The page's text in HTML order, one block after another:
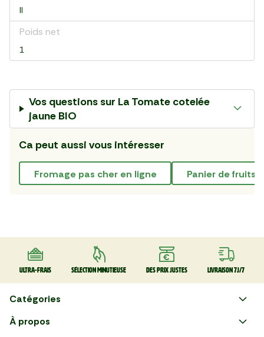
II
Poids net
1
Vos questions sur La Tomate cotelée
jaune BIO
Ca peut aussi vous intéresser
fromage pas cher en ligne panier de fruits
Ultra-frais Sélection minutieuse Des prix justes Livraison 7J/7
Catégories
Faire ses courses en ligne
À propos